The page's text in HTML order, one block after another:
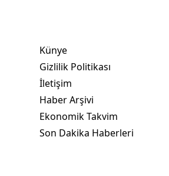
Künye
Gizlilik Politikası
İletişim
Haber Arşivi
Ekonomik Takvim
Son Dakika Haberleri